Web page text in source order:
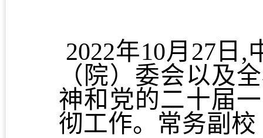
2022年10月27日
（院）委会以及
神和党的二十届
彻工作。常务副